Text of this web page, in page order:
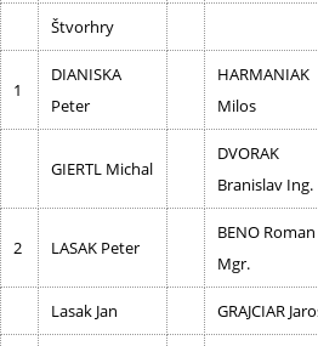
Štvorhry
1
DIANISKA
Peter
HARMANIAK
Milos
GIERTL Michal
DVORAK
Branislav Ing.
2 LASAK Peter
BENO Roman
Mgr.
Lasak Jan GRAJCIAR